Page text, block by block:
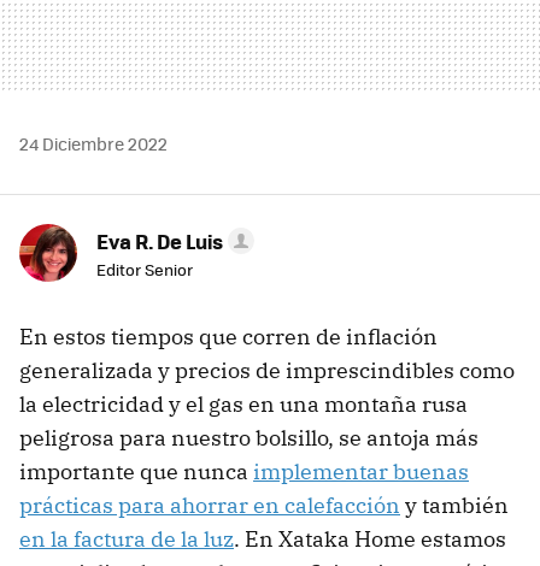
24 Diciembre 2022
Eva R. De Luis
Editor Senior
En estos tiempos que corren de inflación
generalizada y precios de imprescindibles como
la electricidad y el gas en una montaña rusa
peligrosa para nuestro bolsillo, se antoja más
importante que nunca implementar buenas
prácticas para ahorrar en calefacción y también
en la factura de la luz. En Xataka Home estamos